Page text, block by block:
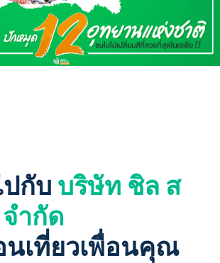
ปกับ บริษัท ชิล ส
ำกัด
นเที่ยวเพื่อนคุณ